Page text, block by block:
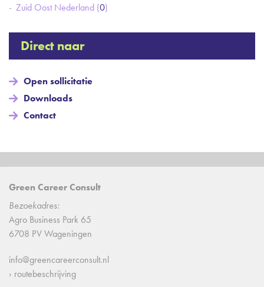
Zuid Oost Nederland (0)
Direct naar
Open sollicitatie
Downloads
Contact
Green Career Consult
Bezoekadres:
Agro Business Park 65
6708 PV Wageningen
info@greencareerconsult.nl
› routebeschrijving